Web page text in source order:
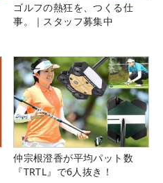
ゴルフの熱狂を、つくる仕
事。｜スタッフ募集中
仲宗根澄香が平均パット数
『TRTL』で6人抜き！